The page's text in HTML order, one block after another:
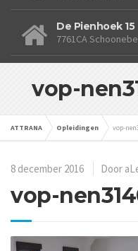
De Pienhoek 15
7761CA
vop-
ATTRANA Opleidingen vop-
8 december 2016 Door
vop-